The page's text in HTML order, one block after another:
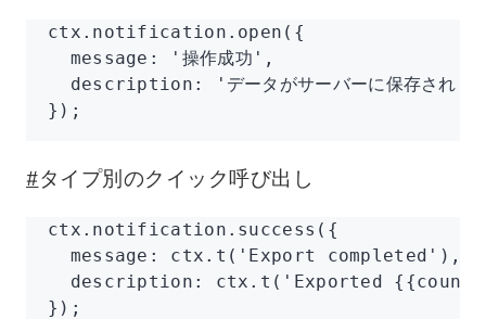
ctx . notification .open ({
  message
: '操作成功' ,
  description
:
'データがサーバーに保存されま
});
#タイプ別のクイック呼び出し
ctx . notification .success ({
  message
: ctx .t ( 'Export completed' ) ,
  description
: ctx .t ( 'Exported
});